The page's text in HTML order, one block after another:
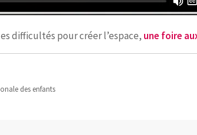
difficultés pour créer l’espace, une foire
des enfants